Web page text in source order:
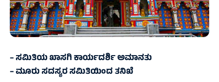
– ಸಮಿತಿಯ ಖಾಸಗಿ ಕಾರ್ಯದರ್ಶಿ ಅಮಾನತು
– ಮೂರು ಸದಸ್ಯರ ಸಮಿತಿಯಿಂದ ತನಿಖೆ